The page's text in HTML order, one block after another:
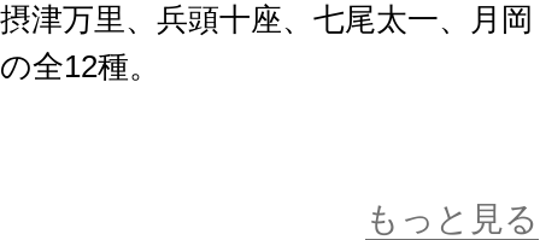
摂津万里、兵頭十座、七尾太一、月
の全12種。
茅ヶ崎 至、シトロン、卯木千景、斑
もっと見る